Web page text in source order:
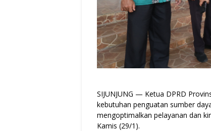
SIJUNJUNG — Ketua DPRD
kebutuhan penguatan sumber
mengoptimalkan pelayanan dan
Kamis (29/1).